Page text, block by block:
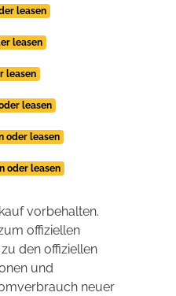
leasen
leasen
leasen
leasen
oder leasen
oder leasen
vorbehalten.
offiziellen
den offiziellen
und
neuer